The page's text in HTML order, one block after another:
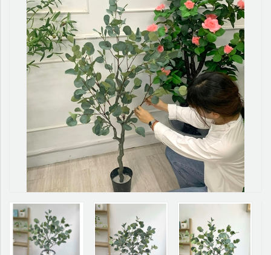
TƯỜNG CÂY GIẢ KHĂN TRẢI BÀN
TƯ VẤN LIÊN HỆ